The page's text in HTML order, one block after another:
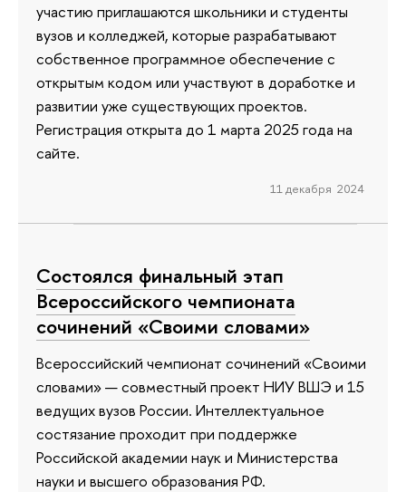
участию приглашаются школьники и студенты
вузов и колледжей, которые разрабатывают
собственное программное обеспечение с
открытым кодом или участвуют в доработке и
развитии уже существующих проектов.
Регистрация открыта до 1 марта 2025 года на
сайте.
11 декабря 2024
Состоялся финальный этап
Всероссийского чемпионата
сочинений «Своими словами»
Всероссийский чемпионат сочинений «Своими
словами» — совместный проект НИУ ВШЭ и 15
ведущих вузов России. Интеллектуальное
состязание проходит при поддержке
Российской академии наук и Министерства
науки и высшего образования РФ.